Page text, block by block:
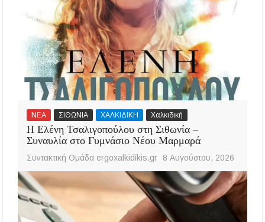
ΝΕΑ ΣΙΘΩΝΙΑ ΧΑΛΚΙΔΙΚΗ Χαλκιδική
Η Ελένη Τσαλιγοπούλου στη Σιθωνία –
Συναυλία στο Γυμνάσιο Νέου Μαρμαρά
Συντακτική Ομάδα ergoxalkidikis.gr 8 Αυγούστου, 2026